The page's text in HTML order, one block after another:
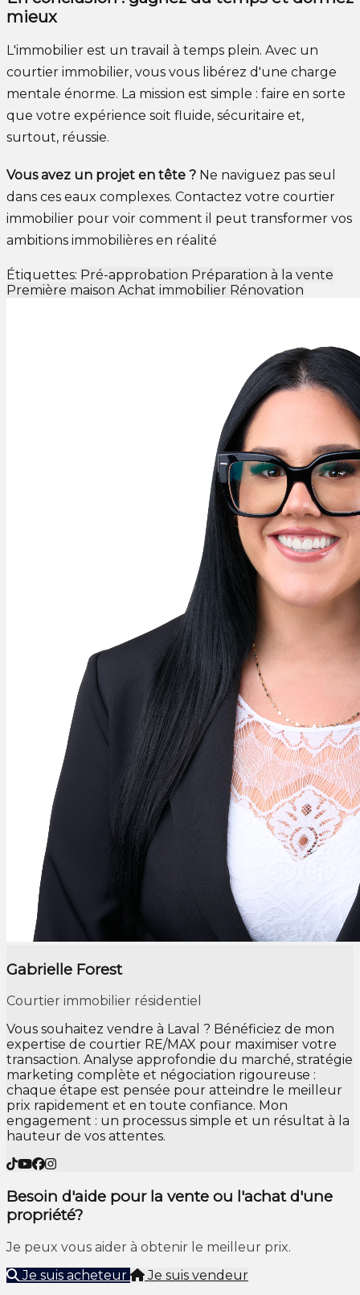
mieux
L'immobilier est un travail à temps plein. Avec un
courtier immobilier, vous vous libérez d'une charge
mentale énorme. La mission est simple : faire en sorte
que votre expérience soit fluide, sécuritaire et,
surtout, réussie.
Vous avez un projet en tête ? Ne naviguez pas seul
dans ces eaux complexes. Contactez votre courtier
immobilier pour voir comment il peut transformer vos
ambitions immobilières en réalité
Étiquettes: Pré-approbation Préparation à la vente
Première maison Achat immobilier Rénovation
Gabrielle Forest
Courtier immobilier résidentiel
Vous souhaitez vendre à Laval ? Bénéficiez de mon
expertise de courtier RE/MAX pour maximiser votre
transaction. Analyse approfondie du marché, stratégie
marketing complète et négociation rigoureuse :
chaque étape est pensée pour atteindre le meilleur
prix rapidement et en toute confiance. Mon
engagement : un processus simple et un résultat à la
hauteur de vos attentes.
Besoin d'aide pour la vente ou l'achat d'une
propriété?
Je peux vous aider à obtenir le meilleur prix.
Je suis acheteur
Je suis vendeur